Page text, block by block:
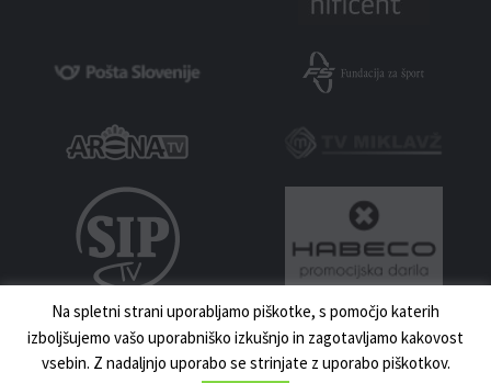
MNZ MARIBOR 2023 | VSE PRAVICE PRIDRŽANE | IZDELAVA:UKI.SI
Na spletni strani uporabljamo piškotke, s pomočjo katerih
izboljšujemo vašo uporabniško izkušnjo in zagotavljamo kakovost
vsebin. Z nadaljnjo uporabo se strinjate z uporabo piškotkov.